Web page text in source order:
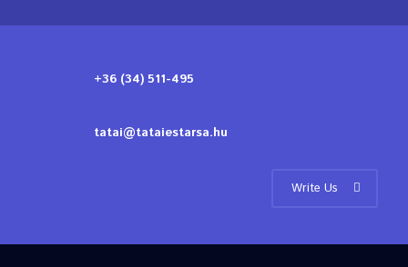
+36 (34) 511-495
tatai@tataiestarsa.hu
Write Us